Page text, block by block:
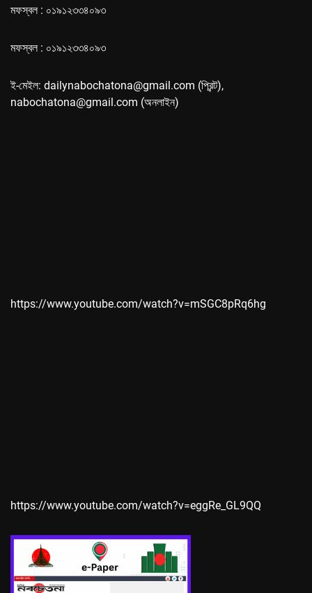
মফস্বল : ০১৯১২৩৩৪০৯৩
মফস্বল : ০১৯১২৩৩৪০৯৩
ই-মেইল: dailynabochatona@gmail.com (প্রিন্ট),
nabochatona@gmail.com (অনলাইন)
https://www.youtube.com/watch?v=mSGC8pRq6hg
https://www.youtube.com/watch?v=eggRe_GL9QQ